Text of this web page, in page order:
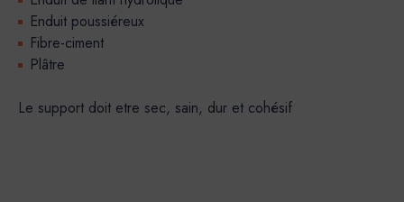
Enduit poussiéreux
Fibre-ciment
Plâtre
Le support doit etre sec, sain, dur et cohésif